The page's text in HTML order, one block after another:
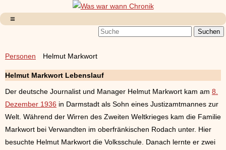
Personen Helmut Markwort
Helmut Markwort Lebenslauf
Der deutsche Journalist und Manager Helmut Markwort kam am 8.
Dezember 1936 in Darmstadt als Sohn eines Justizamtmannes zur
Welt. Während der Wirren des Zweiten Weltkrieges kam die Familie
Markwort bei Verwandten im oberfränkischen Rodach unter. Hier
besuchte Helmut Markwort die Volksschule. Danach lernte er zwei